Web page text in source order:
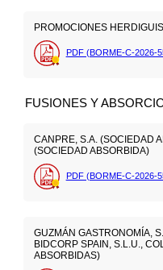
PROMOCIONES
PDF (BORME-C-2026-
FUSIONES Y
CANPRE, S.A. (SOCIEDAD
(SOCIEDAD ABSORBIDA)
PDF (BORME-C-2026-
GUZMÁN GASTRONOMÍA,
BIDCORP SPAIN, S.L.U.,
ABSORBIDAS)